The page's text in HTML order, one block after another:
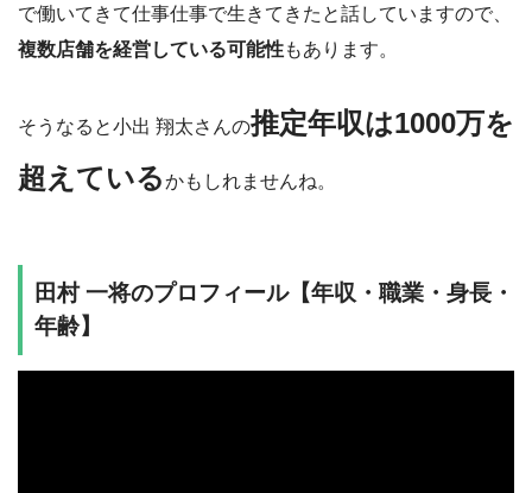
で働いてきて仕事仕事で生きてきたと話していますので、
複数店舗を経営している可能性もあります。
そうなると小出 翔太さんの推定年収は1000万を
超えているかもしれませんね。
田村 一将のプロフィール【年収・職業・身長・
年齢】